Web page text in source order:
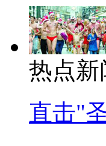
热点新
直击"